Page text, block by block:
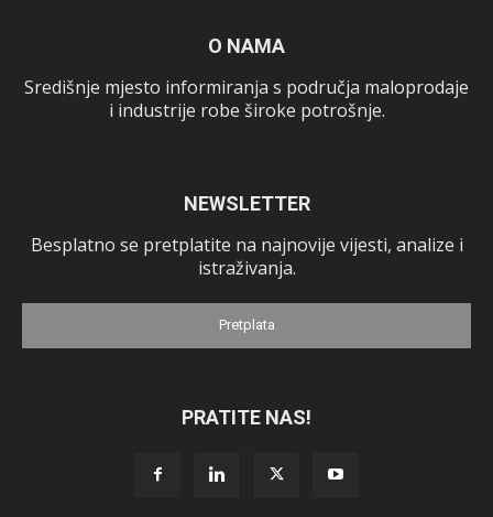
O NAMA
Središnje mjesto informiranja s područja maloprodaje
i industrije robe široke potrošnje.
NEWSLETTER
Besplatno se pretplatite na najnovije vijesti, analize i
istraživanja.
Pretplata
PRATITE NAS!